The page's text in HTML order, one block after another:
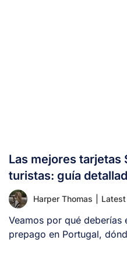
Las mejores tarjetas
turistas: guía
Harper Thomas
Veamos por qué deberías
prepago en Portugal,